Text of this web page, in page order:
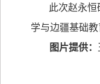
此次赵永
学与边疆基础
图片提供：